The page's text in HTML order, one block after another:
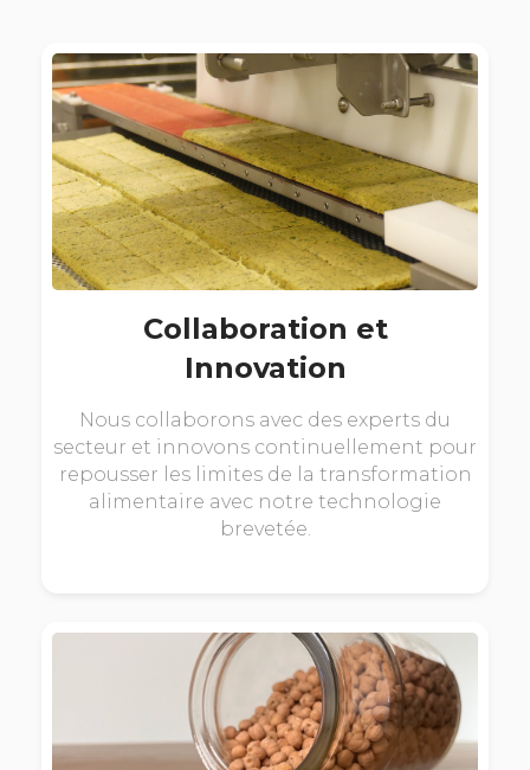
Collaboration et
Innovation
Nous collaborons avec des experts du
secteur et innovons continuellement pour
repousser les limites de la transformation
alimentaire avec notre technologie
brevetée.